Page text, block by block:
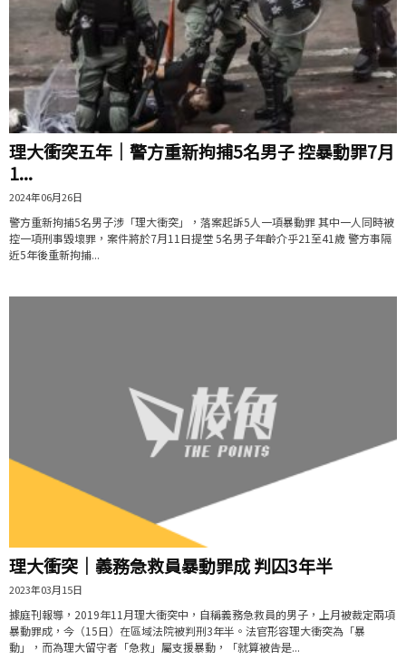
理大衝突五年｜警方重新拘捕5名男子 控暴動罪7月
1...
2024年06月26日
警方重新拘捕5名男子涉「理大衝突」，落案起訴5人一項暴動罪 其中一人同時被
控一項刑事毀壞罪，案件將於7月11日提堂 5名男子年齡介乎21至41歲 警方事隔
近5年後重新拘捕...
理大衝突｜義務急救員暴動罪成 判囚3年半
2023年03月15日
據庭刊報導，2019年11月理大衝突中，自稱義務急救員的男子，上月被裁定兩項
暴動罪成，今（15日）在區域法院被判刑3年半。法官形容理大衝突為「暴
動」，而為理大留守者「急救」屬支援暴動，「就算被告是...